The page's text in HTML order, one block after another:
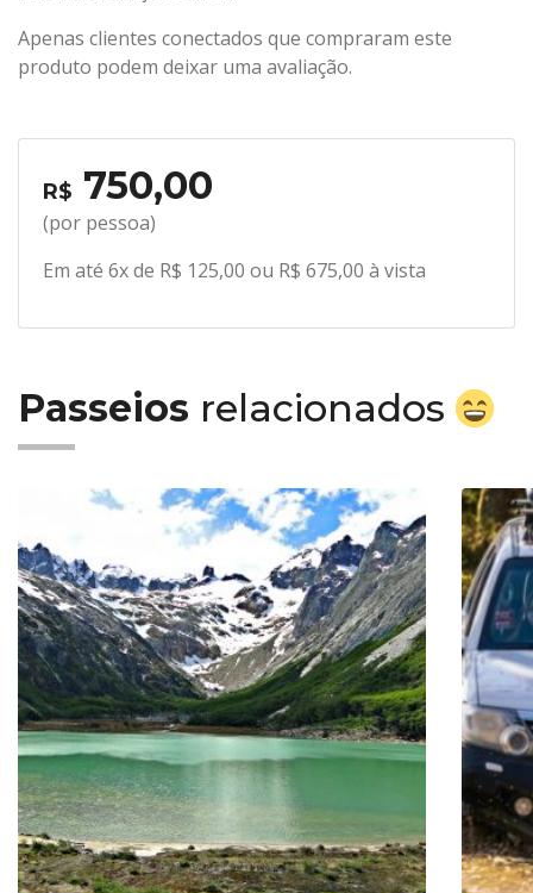
Apenas clientes conectados que compraram este
produto podem deixar uma avaliação.
R$ 750,00
(por pessoa)
Em até 6x de R$ 125,00 ou R$ 675,00 à vista
Passeios relacionados